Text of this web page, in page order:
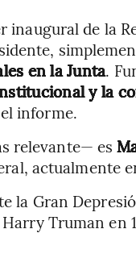
inaugural de la
en la Junta.
y la
informe.
relevante— es
actualmente
la Gran
Truman en